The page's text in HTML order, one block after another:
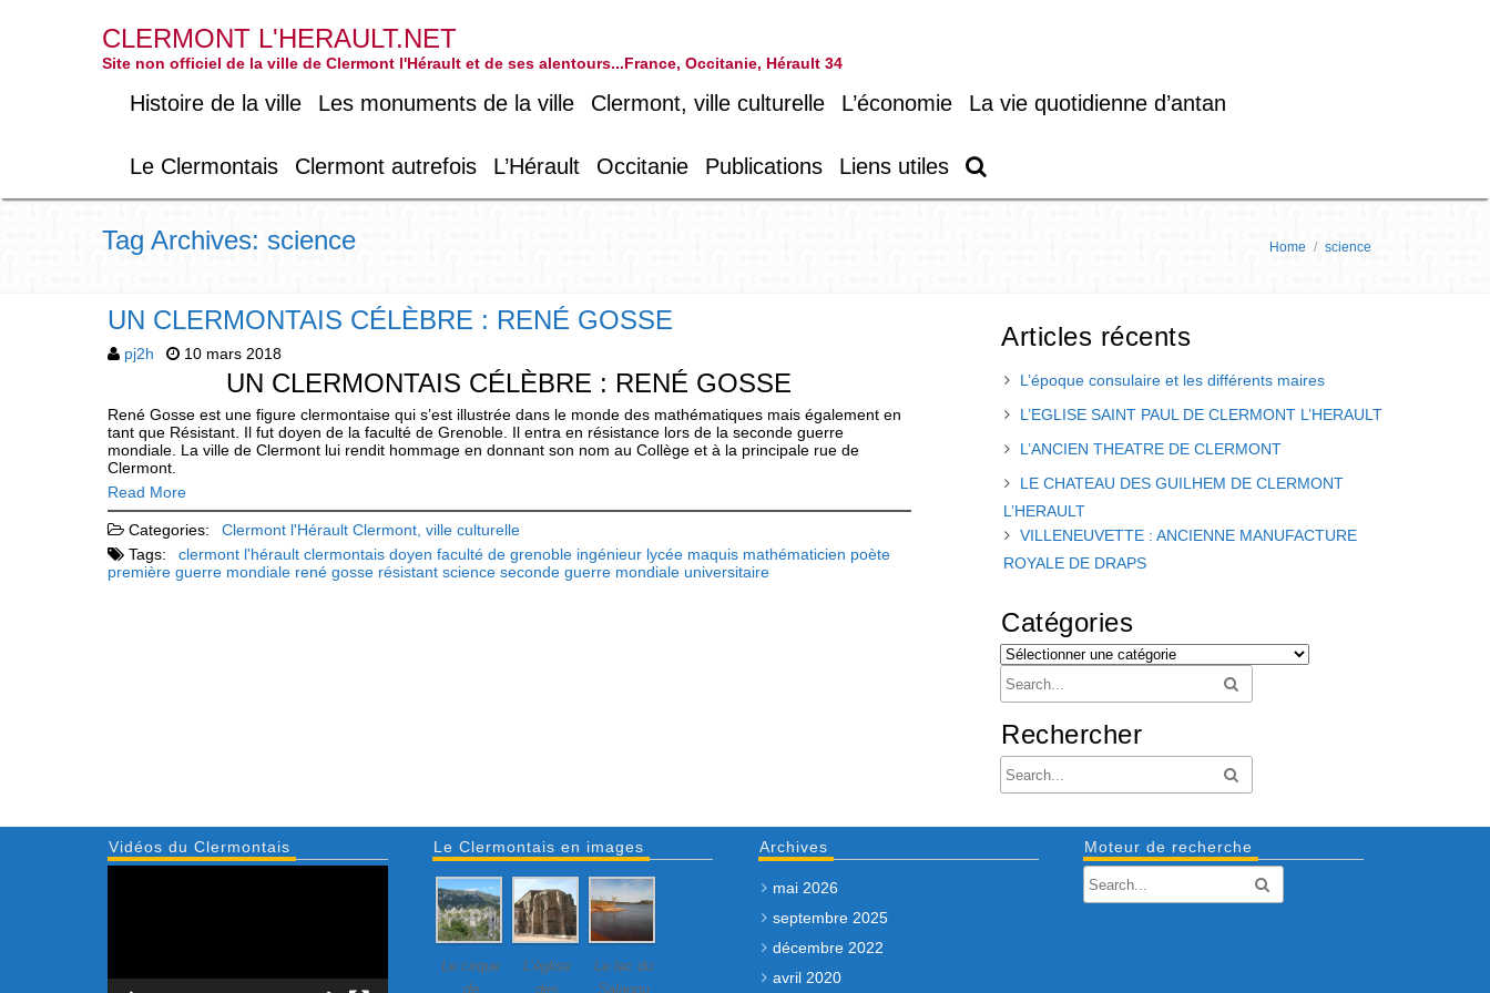
CLERMONT L'HERAULT.NET
Site non officiel de la ville de Clermont l'Hérault et de ses alentours...France, Occitanie, Hérault 34
Histoire de la ville Les monuments de la ville Clermont, ville culturelle L’économie La vie quotidienne d’antan
Le Clermontais Clermont autrefois L’Hérault Occitanie Publications Liens utiles
Home / science
Tag Archives: science
UN CLERMONTAIS CÉLÈBRE : RENÉ GOSSE
pj2h 10 mars 2018
UN CLERMONTAIS CÉLÈBRE : RENÉ GOSSE
René Gosse est une figure clermontaise qui s’est illustrée dans le monde des mathématiques mais également en
tant que Résistant. Il fut doyen de la faculté de Grenoble. Il entra en résistance lors de la seconde guerre
mondiale. La ville de Clermont lui rendit hommage en donnant son nom au Collège et à la principale rue de
Clermont.
Read More
Categories: Clermont l'Hérault Clermont, ville culturelle
Tags:
clermont l'hérault clermontais doyen faculté de grenoble ingénieur lycée maquis mathématicien poète
première guerre mondiale rené gosse résistant science seconde guerre mondiale universitaire
Articles récents
L’époque consulaire et les différents maires
L’EGLISE SAINT PAUL DE CLERMONT L’HERAULT
L’ANCIEN THEATRE DE CLERMONT
LE CHATEAU DES GUILHEM DE CLERMONT
L’HERAULT
VILLENEUVETTE : ANCIENNE MANUFACTURE
ROYALE DE DRAPS
Catégories
Rechercher
Vidéos du Clermontais
Le Clermontais en images
Le cirque
de
L’église
des
Le lac du
Salagou
Archives
mai 2026
septembre 2025
décembre 2022
avril 2020
Moteur de recherche